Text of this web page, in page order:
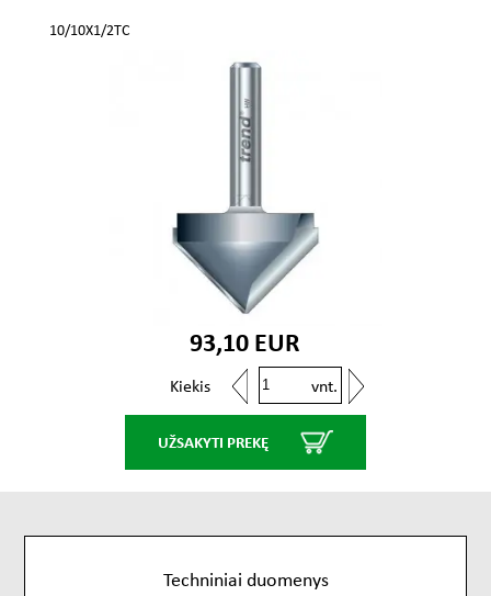
10/10X1/2TC
93,10 EUR
Kiekis vnt.
UŽSAKYTI PREKĘ
Techniniai duomenys